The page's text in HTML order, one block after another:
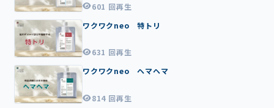
601 回再生
0
2:
ワクワクneo 特トリ
631 回再生
0
2:
1
3
ワクワクneo ヘマヘマ
814 回再生